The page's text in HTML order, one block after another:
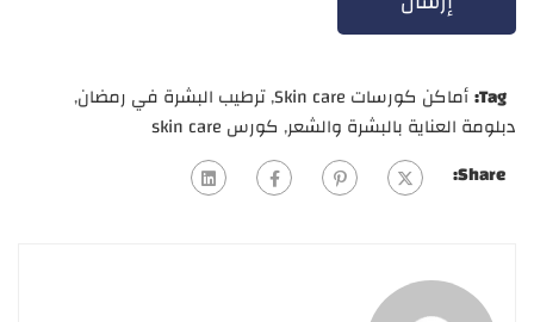
Tag: أماكن كورسات Skin care ,ترطيب البشرة في رمضان,
دبلومة العناية بالبشرة والشعر, كورس skin care
Share: